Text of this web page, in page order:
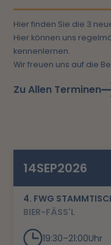
Hier finden Sie die 3
Hier können uns
kennenlernen.
Wir freuen uns auf die
Zu Allen Terminen
14SEP2026
4. FWG
BIER-FÄSS'L
19:30–21:00Uhr